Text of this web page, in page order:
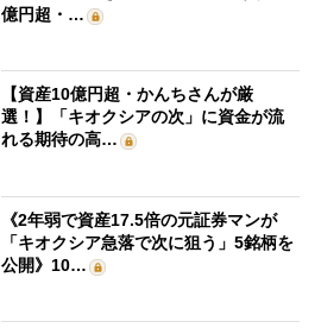
億円超・…
【資産10億円超・かんちさんが厳
選！】「キオクシアの次」に資金が流
れる期待の高…
《2年弱で資産17.5倍の元証券マンが
「キオクシア急落で次に狙う」5銘柄を
公開》10…